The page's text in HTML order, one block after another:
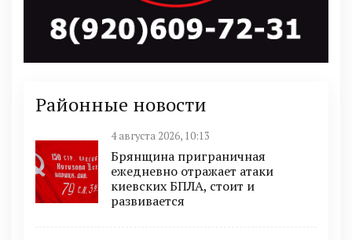
Районные новости
4 августа 2026, 10:13
Брянщина приграничная
ежедневно отражает атаки
киевских БПЛА, стоит и
развивается